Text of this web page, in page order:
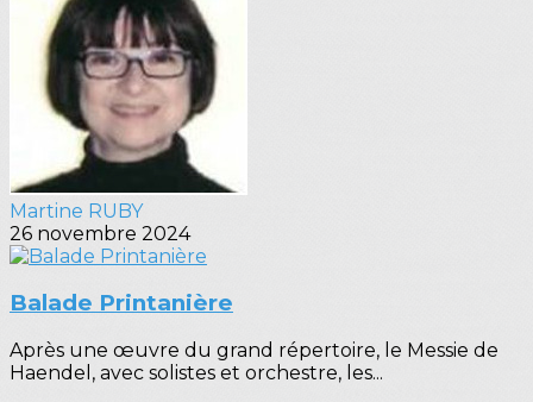
Martine RUBY
26 novembre 2024
Balade Printanière
Après une œuvre du grand répertoire, le Messie de
Haendel, avec solistes et orchestre, les...